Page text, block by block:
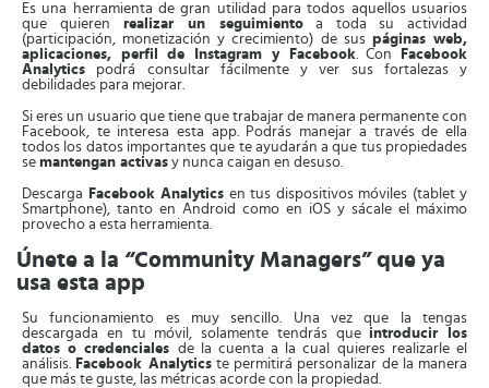
Es una herramienta de gran utilidad para todos aquellos usuarios
que quieren realizar un seguimientoa toda su actividad
(participación, monetización y crecimiento) de sus páginas web,
aplicaciones, perfil de Instagram y Facebook. Con
Facebook
Analytics podrá consultar fácilmente y ver sus fortalezas y
debilidades para mejorar.
Si eres un usuario que tiene que trabajar de manera permanente con
Facebook, te interesa esta app. Podrás manejar a través de ella
todos los datos importantes que te ayudarán a que tus propiedades
se mantengan activas y nunca caigan en desuso.
Descarga Facebook Analytics en tus dispositivos móviles (tablet y
Smartphone), tanto en Android como en iOS y sácale el máximo
provecho a esta herramienta.
Únete a la “Community Managers” que ya
usa esta app
Su funcionamiento es muy sencillo. Una vez que la tengas
descargada en tu móvil, solamente tendrás que introducir los
datos o credenciales de la cuenta a la cual quieres realizarle el
análisis. Facebook Analyticste permitirá personalizar de la manera
que más te guste, las métricas acorde con la propiedad.